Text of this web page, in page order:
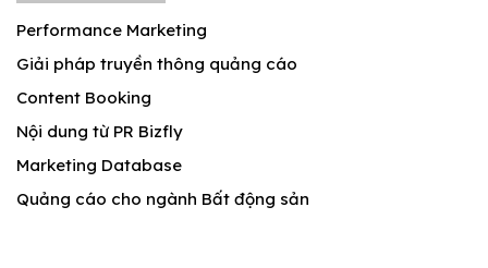
Performance Marketing
Giải pháp truyền thông quảng cáo
Content Booking
Nội dung từ PR Bizfly
Marketing Database
Quảng cáo cho ngành Bất động sản